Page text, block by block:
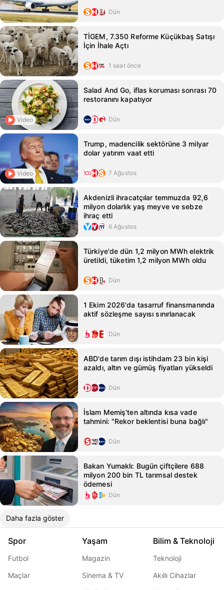
Dün
TİGEM, 7.350 Reforme Küçükbaş Satışı
İçin İhale Açtı
1 saat önce
Video
Salad And Go, iflas koruması sonrası 70
restoranını kapatıyor
Dün
Video
Trump, madencilik sektörüne 3 milyar
dolar yatırım vaat etti
7 Ağustos
Akdenizli ihracatçılar temmuzda 92,6
milyon dolarlık yaş meyve ve sebze
ihraç etti
6 Ağustos
Türkiye'de dün 1,2 milyon MWh elektrik
üretildi, tüketim 1,2 milyon MWh oldu
Dün
1 Ekim 2026'da tasarruf finansmanında
aktif sözleşme sayısı sınırlanacak
Dün
ABD'de tarım dışı istihdam 23 bin kişi
azaldı, altın ve gümüş fiyatları yükseldi
Dün
İslam Memiş'ten altında kısa vade
tahmini: "Rekor beklentisi buna bağlı"
Dün
Bakan Yumaklı: Bugün çiftçilere 688
milyon 200 bin TL tarımsal destek
ödemesi
Dün
Daha fazla göster
Spor
Futbol
Maçlar
Yaşam
Magazin
Sinema & TV
Bilim & Teknoloji
Teknoloji
Akıllı Cihazlar